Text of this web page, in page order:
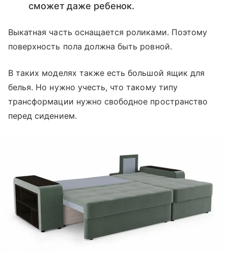
сможет даже ребенок.
Выкатная часть оснащается роликами. Поэтому
поверхность пола должна быть ровной.
В таких моделях также есть большой ящик для
белья. Но нужно учесть, что такому типу
трансформации нужно свободное пространство
перед сидением.